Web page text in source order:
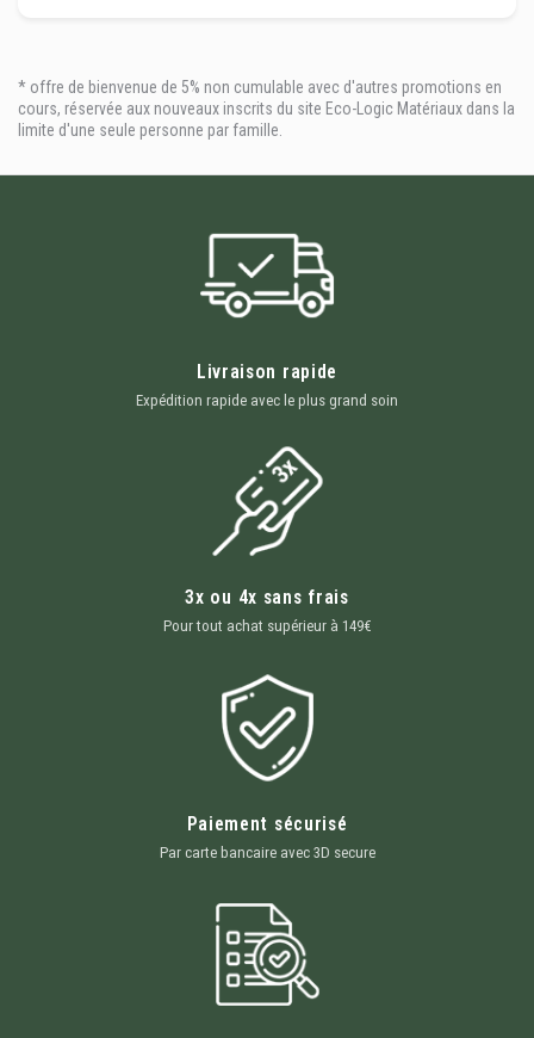
* offre de bienvenue de 5% non cumulable avec d'autres promotions en
cours, réservée aux nouveaux inscrits du site Eco-Logic Matériaux dans la
limite d'une seule personne par famille.
Livraison rapide
Expédition rapide avec le plus grand soin
3x ou 4x sans frais
Pour tout achat supérieur à 149€
Paiement sécurisé
Par carte bancaire avec 3D secure